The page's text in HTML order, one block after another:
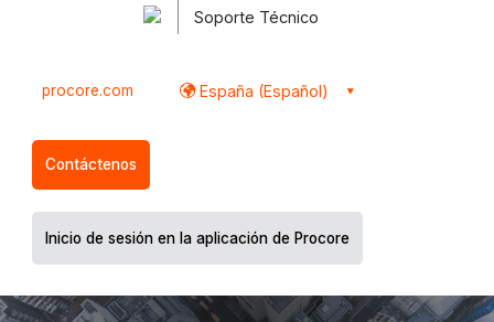
Soporte Técnico
procore.com España (Español)
Contáctenos
Inicio de sesión en la aplicación de Procore